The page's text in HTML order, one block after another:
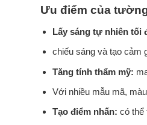
Ưu điểm của
Lấy sáng tự nhiên tối
chiếu sáng và tạo cảm
Tăng tính thẩm mỹ:
Với nhiều mẫu mã,
Tạo điểm nhấn: có thể